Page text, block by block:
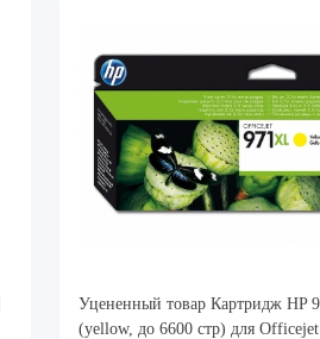
Уцененный товар Картридж HP
(yellow, до 6600 стр) для